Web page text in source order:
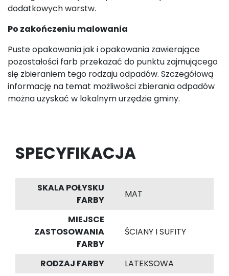
dodatkowych warstw.
Po zakończeniu malowania
Puste opakowania jak i opakowania zawierające
pozostałości farb przekazać do punktu zajmującego
się zbieraniem tego rodzaju odpadów. Szczegółową
informację na temat możliwości zbierania odpadów
można uzyskać w lokalnym urzędzie gminy.
SPECYFIKACJA
SKALA POŁYSKU
FARBY
MAT
MIEJSCE
ZASTOSOWANIA
FARBY
ŚCIANY I SUFITY
RODZAJ FARBY
LATEKSOWA